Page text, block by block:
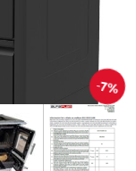
7%